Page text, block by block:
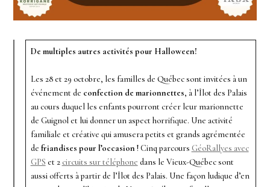
De multiples autres activités pour Halloween!
Les 28 et 29 octobre, les familles de Québec sont invitées à un
événement de confection de marionnettes, à l’Îlot des Palais
au cours duquel les enfants pourront créer leur marionnette
de Guignol et lui donner un aspect horrifique. Une activité
familiale et créative qui amusera petits et grands agrémentée
de friandises pour l’occasion ! Cinq parcours GéoRallyes avec
GPS et 2 circuits sur téléphone dans le Vieux-Québec sont
aussi offerts à partir de l’Îlot des Palais. Une façon ludique d’en